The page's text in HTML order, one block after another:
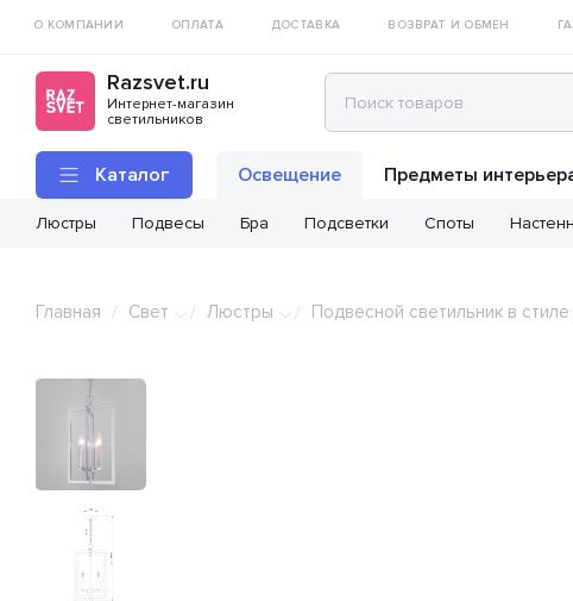
О КОМПАНИИ ОПЛАТА ДОСТАВКА ВОЗВРАТ И ОБМЕН
Razsvet.ru
Интернет-магазин
светильников
Каталог Освещение
Люстры Подвесы Бра Подсветки Споты
Предметы
Главная / Свет / Люстры / Подвесной светильник в